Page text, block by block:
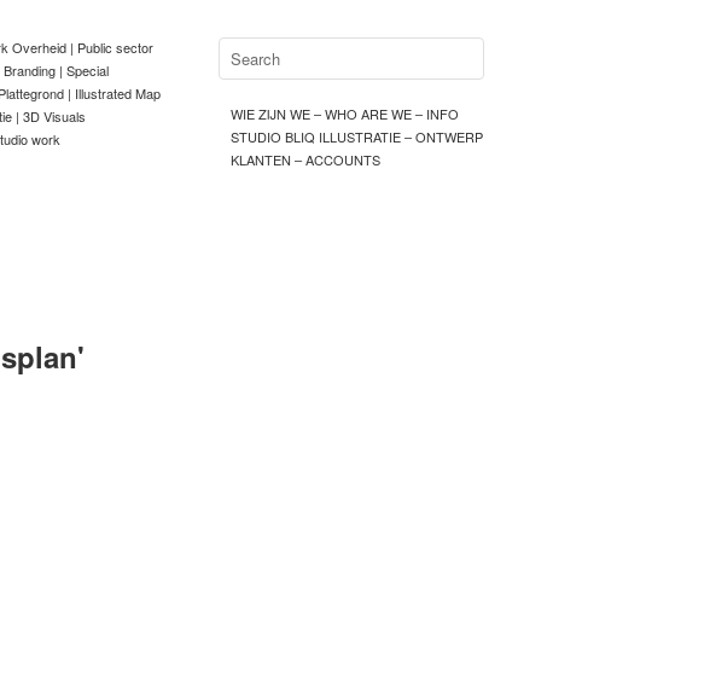
Overheid | Public sector
| Special
| Illustrated Map
| 3D Visuals
work
WIE ZIJN WE – WHO ARE WE – INFO
STUDIO BLIQ ILLUSTRATIE – ONTWERP
KLANTEN – ACCOUNTS
'